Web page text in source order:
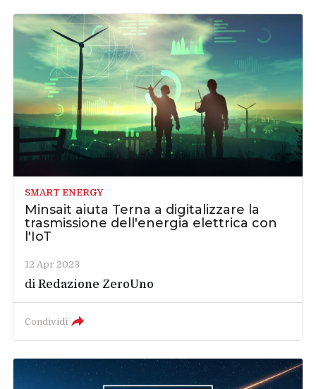
SMART ENERGY
Minsait aiuta Terna a digitalizzare la
trasmissione dell'energia elettrica con
l'IoT
12 Apr 2023
diRedazione ZeroUno
Condividi